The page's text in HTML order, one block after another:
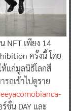
NFT เพียง 14
ครั้งนี้ โดย
แก่มูลนิธิโลกสี
รถเข้าไปดูราย
ชั่น DAY และ